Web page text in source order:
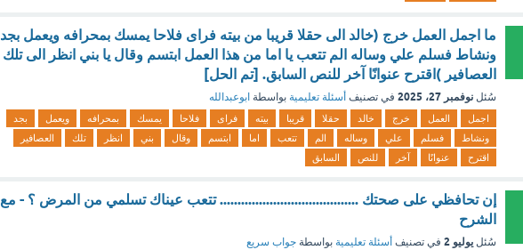
ما اجمل العمل خرج (خالد الى حقلا قريبا من بيته فراى فلاحا يمسك بمحرافه ويعمل بجد
ونشاط فسلم علي وساله الم تتعب يا اما من هذا العمل ابتسم وقال يا بني انظر الى تلك
العصافير )اقترح عنوانًا آخر للنص السابق. [تم الحل]
سُئل نوفمبر 27، 2025 في تصنيف أسئلة تعليمية بواسطة ابوعبدالله
اجمل العمل خرج خالد حقلا قريبا بيته فراى فلاحا يمسك بمحرافه ويعمل
بجد
ونشاط
فسلم علي وساله الم تتعب اما ابتسم وقال بني انظر تلك
العصافير
اقترح
عنوانًا آخر للنص السابق
إن تحافظي على صحتك ....................................... تتعب عيناك تسلمي من المرض ؟ - مع
الشرح
سُئل يوليو 2 في تصنيف أسئلة تعليمية بواسطة جواب سريع